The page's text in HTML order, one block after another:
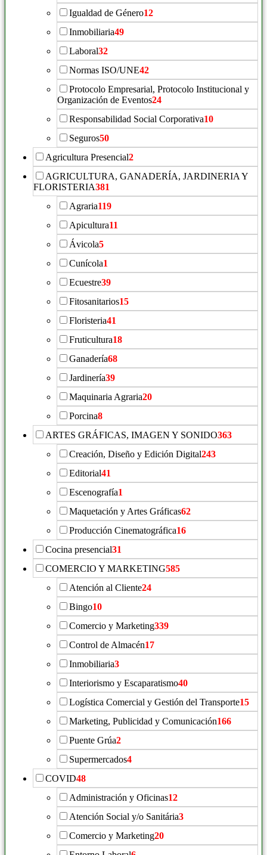
Igualdad de Género12
Inmobiliaria49
Laboral32
Normas ISO/UNE42
Protocolo Empresarial, Protocolo Institucional y
Organización de Eventos24
Responsabilidad Social Corporativa10
Seguros50
Agricultura Presencial2
AGRICULTURA, GANADERÍA, JARDINERIA Y
FLORISTERIA381
Agraria119
Apicultura11
Ávicola5
Cunícola1
Ecuestre39
Fitosanitarios15
Floristeria41
Fruticultura18
Ganadería68
Jardinería39
Maquinaria Agraria20
Porcina8
ARTES GRÁFICAS, IMAGEN Y SONIDO363
Creación, Diseño y Edición Digital243
Editorial41
Escenografía1
Maquetación y Artes Gráficas62
Producción Cinematográfica16
Cocina presencial31
COMERCIO Y MARKETING585
Atención al Cliente24
Bingo10
Comercio y Marketing339
Control de Almacén17
Inmobiliaria3
Interiorismo y Escaparatismo40
Logística Comercial y Gestión del Transporte15
Marketing, Publicidad y Comunicación166
Puente Grúa2
Supermercados4
COVID48
Administración y Oficinas12
Atención Social y/o Sanitária3
Comercio y Marketing20